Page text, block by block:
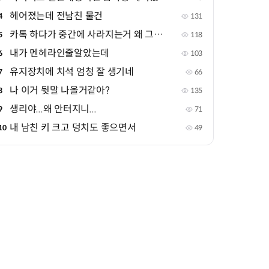
헤어졌는데 전남친 물건 131
카톡 하다가 중간에 사라지는거 왜 그러는거야? 118
내가 멘헤라인줄알았는데 103
유지장치에 치석 엄청 잘 생기네 66
나 이거 뒷말 나올거같아? 135
생리야...왜 안터지니... 71
내 남친 키 크고 덩치도 좋으면서 49